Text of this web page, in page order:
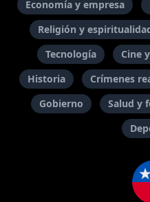
Economía y empresa
Religión y
Tecnología
Cine
Historia
Crímenes
Gobierno
Salud y